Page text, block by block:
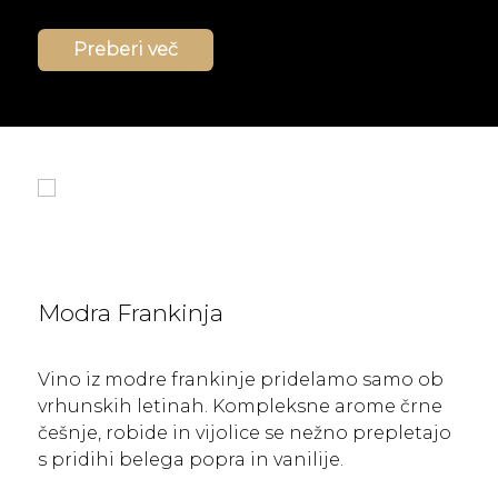
Preberi več
Modra Frankinja
Vino iz modre frankinje pridelamo samo ob
vrhunskih letinah. Kompleksne arome črne
češnje, robide in vijolice se nežno prepletajo
s pridihi belega popra in vanilije.